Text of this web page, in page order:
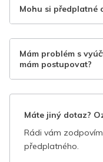
Mohu si předplatné
Mám problém s
mám postupovat?
Máte jiný dotaz?
Rádi vám
předplatného.